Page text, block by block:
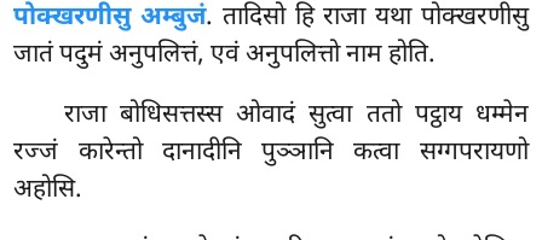
पोक्खरणीसु अम्बुजं. तादिसो हि राजा यथा पोक्खरणीसु
जातं पदुमं अनुपलित्तं, एवं अनुपलित्तो नाम होति.
राजा बोधिसत्तस्स ओवादं सुत्वा ततो पट्ठाय धम्मेन
रज्जं कारेन्तो दानादीनि पुञ्ञानि कत्वा सग्गपरायणो
अहोसि.